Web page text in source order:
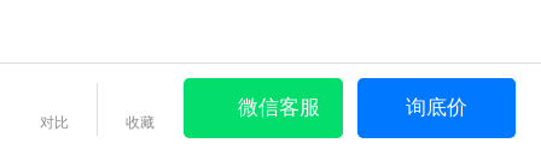
对比 收藏
微信客服 询底价